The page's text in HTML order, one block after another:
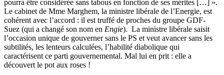
pourra être considérée sans tabous en fonction de ses mérites […] ».
Le cabinet de Mme Marghem, la ministre libérale de l’Energie, est
cohérent avec l’accord : il est truffé de proches du groupe GDF-
Suez (qui a changé son nom en Engie). La ministre libérale saisit
l’occasion unique de gouverner sans le PS et veut avancer sans les
subtilités, les lenteurs calculées, l’habilité diabolique qui
caractérisent ce parti gouvernemental. Mal lui en prit : elle a
découvert le pot aux roses !